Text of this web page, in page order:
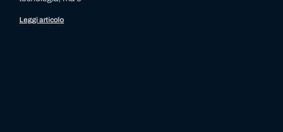
Leggi articolo